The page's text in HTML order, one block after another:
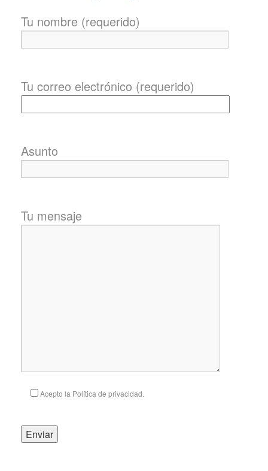
Tu nombre (requerido)
Tu correo electrónico (requerido)
Asunto
Tu mensaje
Acepto la Política de privacidad.